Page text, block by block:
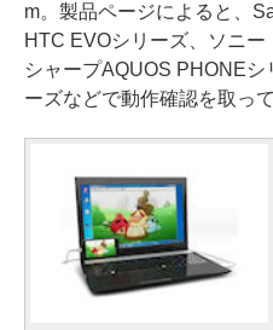
m。製品ページによると、
HTC EVOシリーズ、ソニー
シャープAQUOS PHONE
ーズなどで動作確認を取って